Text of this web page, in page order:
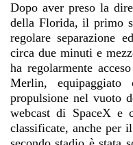
Dopo aver preso la
della Florida, il primo
regolare separazione
circa due minuti e
ha regolarmente
Merlin,
propulsione nel vuoto
webcast di SpaceX e
classificate, anche per